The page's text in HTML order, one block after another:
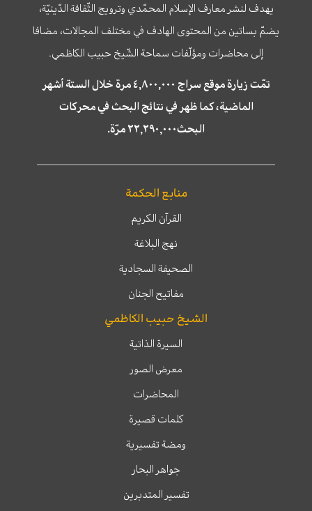
يهدف لنشر معارف الإسلام المحمّدي وترويج الثّقافة الدّينيّة،
يضمّ بساتين من المحتوى الهادف في مختلف المجالات، مضافا
إلى محاضرات ومؤلّفات سماحة الشّيخ حبيب الكاظمي.
تمّت زيارة موقع سراج ٤,٨٠٠,٠٠٠ مرة خلال الستة أشهر
الماضية، كما ظهر في نتائج البحث في محركات
البحث٢٢,٢٩٠,٠٠٠ مرّة.
منابع الحكمة
القرآن الكريم
نهج البلاغة
الصحيفة السجادية
مفاتيح الجنان
الشيخ حبيب الكاظمي
السيرة الذاتية
معرض الصور
المحاضرات
كلمات قصيرة
ومضة تفسيرية
جواهر البحار
تفسير المتدبرين